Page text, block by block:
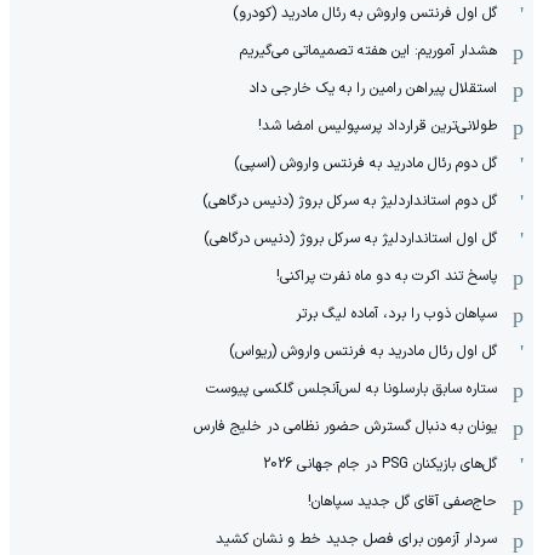
گل اول فرنتس واروش به رئال مادرید (کودرو)
هشدار آموریم: این هفته تصمیماتی می‌گیریم
استقلال پیراهن رامین را به یک خارجی داد
طولانی‌ترین قرارداد پرسپولیس امضا شد!
گل دوم رئال مادرید به فرنتس واروش (اسپی)
گل دوم استانداردلیژ به سرکل بروژ (دنیس درگاهی)
گل اول استانداردلیژ به سرکل بروژ (دنیس درگاهی)
پاسخ تند اکرت به دو ماه نفرت پراکنی!
سپاهان ذوب را برد، آماده لیگ برتر
گل اول رئال مادرید به فرنتس واروش (ریواس)
ستاره سابق بارسلونا به لس‌آنجلس گلکسی پیوست
یونان به دنبال گسترش حضور نظامی در خلیج فارس
گل‌های بازیکنان PSG در جام جهانی 2026
حاج‌صفی آقای گل جدید سپاهان!
سردار آزمون برای فصل جدید خط و نشان کشید